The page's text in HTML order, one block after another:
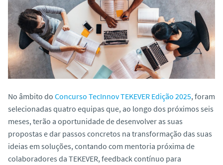
No âmbito do Concurso TecInnov TEKEVER Edição 2025, foram
selecionadas quatro equipas que, ao longo dos próximos seis
meses, terão a oportunidade de desenvolver as suas
propostas e dar passos concretos na transformação das suas
ideias em soluções, contando com mentoria próxima de
colaboradores da TEKEVER, feedback contínuo para